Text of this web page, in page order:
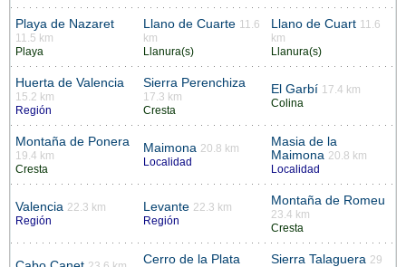
Playa de Nazaret
11.5 km
Playa
Llano de Cuarte 11.6
km
Llanura(s)
Llano de Cuart 11.6
km
Llanura(s)
Huerta de Valencia
15.2 km
Región
Sierra Perenchiza
17.3 km
Cresta
El Garbí 17.4 km
Colina
Montaña de Ponera
19.4 km
Cresta
Maimona 20.8 km
Localidad
Masia de la
Maimona 20.8 km
Localidad
Valencia 22.3 km
Región
Levante 22.3 km
Región
Montaña de Romeu
23.4 km
Cresta
Cerro de la Plata Sierra Talaguera 29